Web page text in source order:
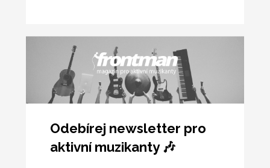
Odebírej newsletter pro
aktivní muzikanty 🎶